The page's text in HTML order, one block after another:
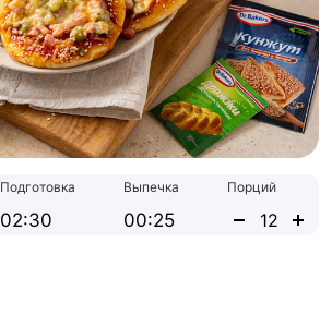
Подготовка
02:30
Выпечка
00:25
Порций